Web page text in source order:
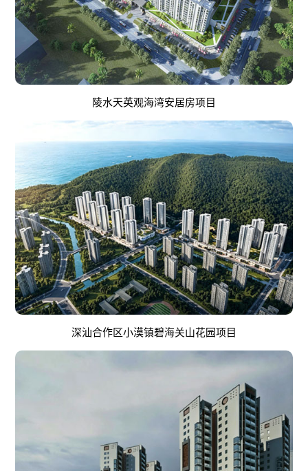
陵水天英观海湾安居房项目
深汕合作区小漠镇碧海关山花园项目